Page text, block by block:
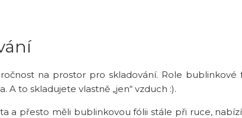
na prostor pro skladování. Role bublinkové
to skladujete vlastně „jen“ vzduch :).
a přesto měli bublinkovou fólii stále při ruce,